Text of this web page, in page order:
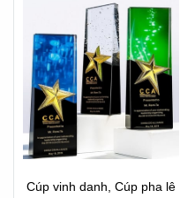
Cúp vinh danh, Cúp pha lê